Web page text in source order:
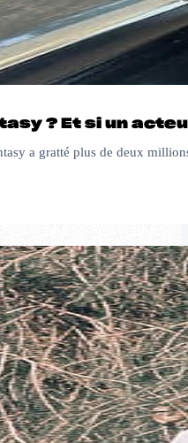
? Et si un
a gratté plus de deux